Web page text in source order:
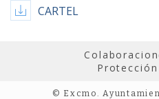
CARTEL
© Excmo.